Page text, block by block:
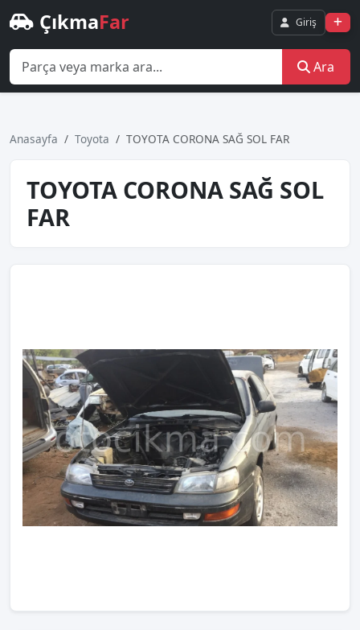
ÇıkmaFar Giriş
Ara
Anasayfa Toyota TOYOTA CORONA SAĞ SOL FAR
TOYOTA CORONA SAĞ SOL
FAR